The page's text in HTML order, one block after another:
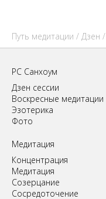
Путь медитации / Дзен /
РС Санхоум
Дзен сессии
Воскресные медитации
Эзотерика
Фото
Медитация
Концентрация
Медитация
Созерцание
Сосредоточение